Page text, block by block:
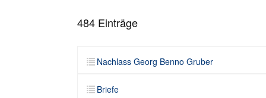
484 Einträge
Nachlass Georg Benno Gruber
Briefe